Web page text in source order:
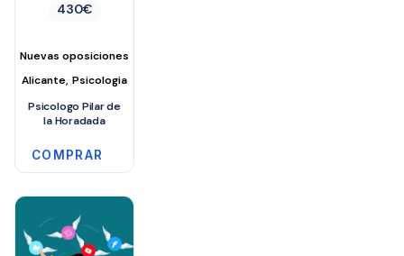
430€
Nuevas oposiciones
Alicante,Psicologia
Psicologo Pilar de
la Horadada
COMPRAR